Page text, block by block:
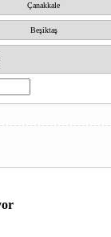
Çanakkale
Beşiktaş